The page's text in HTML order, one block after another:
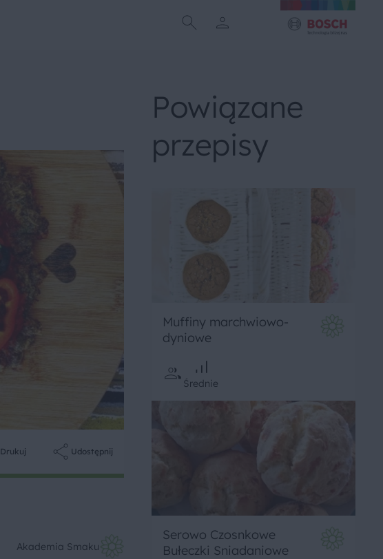
Drukuj Udostępnij
Akademia Smaku
Powiązane
przepisy
Muffiny marchwiowo-
dyniowe
Średnie
Serowo Czosnkowe
Bułeczki Sniadaniowe